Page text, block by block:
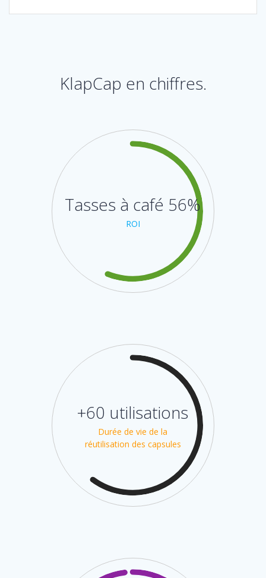
KlapCap en chiffres.
Tasses à café 56%
ROI
+60 utilisations
Durée de vie de la
réutilisation des capsules